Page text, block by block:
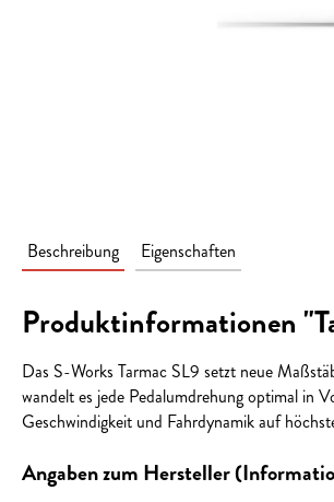
Beschreibung Eigenschaften
Produktinformationen
Das S-Works Tarmac SL9 setzt neue
wandelt es jede Pedalumdrehung optimal in
Geschwindigkeit und Fahrdynamik auf
Angaben zum Hersteller